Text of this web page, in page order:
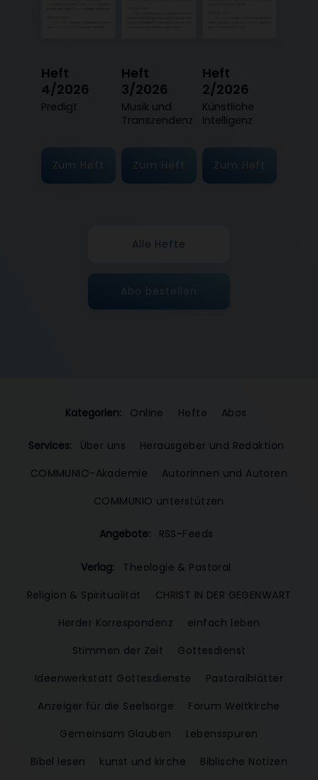
Heft
4/2026
:
Predigt
Zum Heft
Heft
3/2026
:
Musik und
Transzendenz
Zum Heft
Heft
2/2026
:
Künstliche
Intelligenz
Zum Heft
Alle Hefte
Abo bestellen
Kategorien: Online Hefte Abos
Services: Über uns
Herausgeber und Redaktion
COMMUNIO-Akademie
Autorinnen und Autoren
COMMUNIO unterstützen
Angebote: RSS-Feeds
Verlag:
Theologie & Pastoral
Religion & Spiritualität
CHRIST IN DER GEGENWART
Herder Korrespondenz
einfach leben
Stimmen der Zeit
Gottesdienst
Ideenwerkstatt Gottesdienste
Pastoralblätter
Anzeiger für die Seelsorge
Forum Weltkirche
Gemeinsam Glauben
Lebensspuren
Bibel lesen
kunst und kirche
Biblische Notizen